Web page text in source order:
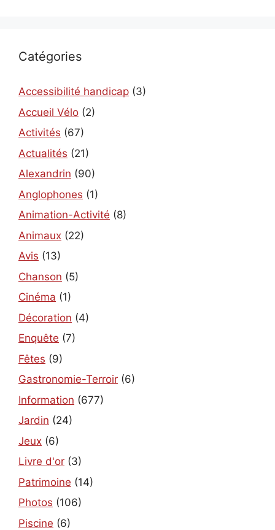
Catégories
Accessibilité handicap (3)
Accueil Vélo (2)
Activités (67)
Actualités (21)
Alexandrin (90)
Anglophones (1)
Animation-Activité (8)
Animaux (22)
Avis (13)
Chanson (5)
Cinéma (1)
Décoration (4)
Enquête (7)
Fêtes (9)
Gastronomie-Terroir (6)
Information (677)
Jardin (24)
Jeux (6)
Livre d'or (3)
Patrimoine (14)
Photos (106)
Piscine (6)